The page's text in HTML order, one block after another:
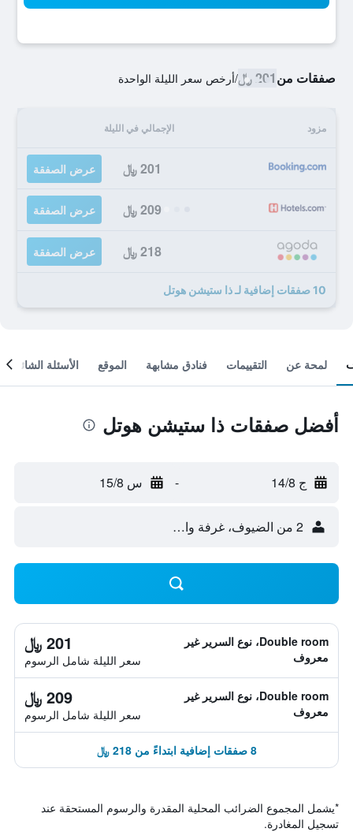
صفقات من201 ﷼ /أرخص سعر الليلة الواحدة
مزود الإجمالي في الليلة
201 ﷼ عرض الصفقة
209 ﷼ عرض الصفقة
218 ﷼ عرض الصفقة
10 صفقات إضافية لـ ذا ستيشن هوتل
لمحة عن التقييمات فنادق مشابهة الموقع الأسئلة الشائعة
أفضل صفقات ذا ستيشن هوتل
ج 14/8 - س 15/8
2 من الضيوف، غرفة واحدة
Double room، نوع السرير غير
معروف
201 ﷼
سعر الليلة شامل الرسوم
Double room، نوع السرير غير
معروف
209 ﷼
سعر الليلة شامل الرسوم
8 صفقات إضافية ابتداءً من 218 ﷼
*يشمل المجموع الضرائب المحلية المقدرة والرسوم المستحقة عند
تسجيل المغادرة.